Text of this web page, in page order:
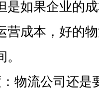
是如果企业的
营成本，好的
物流公司还是